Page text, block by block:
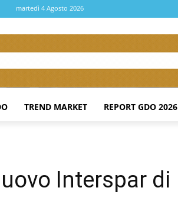
martedì 4 Agosto 2026
TREND MARKET REPORT GDO 2026
Interspar di